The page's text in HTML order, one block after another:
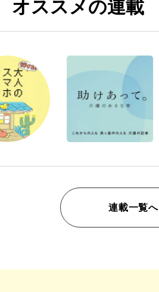
オススメの連載
連載一覧へ